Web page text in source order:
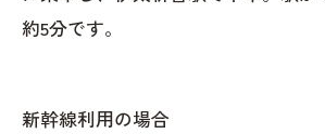
約5分です。
新幹線利用の場合